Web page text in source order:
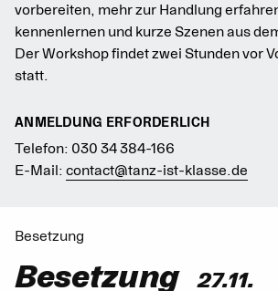
vorbereiten, mehr zur Handlung
kennenlernen und kurze Szenen aus
Der Workshop findet zwei Stunden vor
statt.
ANMELDUNG ERFORDERLICH
Telefon: 030 34 384-166
E-Mail: contact@tanz-ist-klasse.de
Besetzung
Besetzung 27.11.